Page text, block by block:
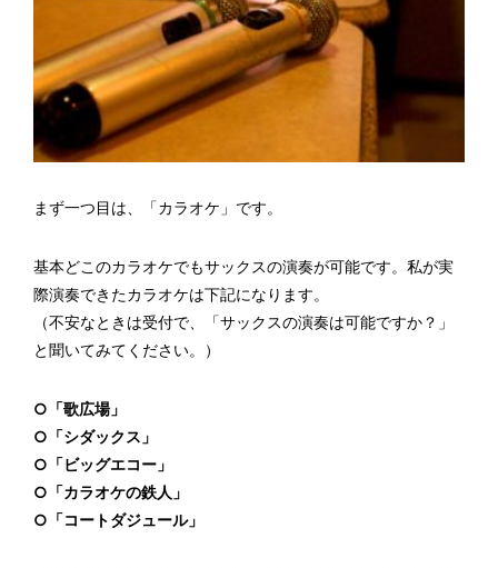
まず一つ目は、「カラオケ」です。
基本どこのカラオケでもサックスの演奏が可能です。私が実
際演奏できたカラオケは下記になります。
（不安なときは受付で、「サックスの演奏は可能ですか？」
と聞いてみてください。）
○「歌広場」
○「シダックス」
○「ビッグエコー」
○「カラオケの鉄人」
○「コートダジュール」